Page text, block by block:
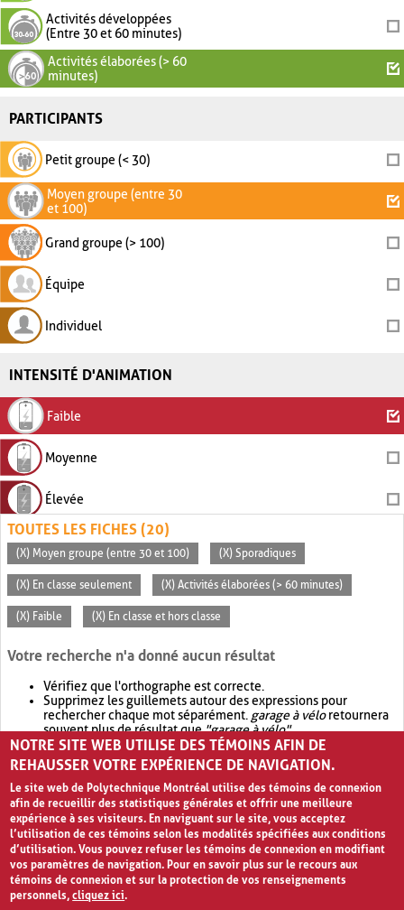
Activités développées
(Entre 30 et 60 minutes)
Activités élaborées (> 60
minutes)
PARTICIPANTS
Petit groupe (< 30)
Moyen groupe (entre 30
et 100)
Grand groupe (> 100)
Équipe
Individuel
INTENSITÉ D'ANIMATION
Faible
Moyenne
Élevée
TOUTES LES FICHES (20)
(X) Moyen groupe (entre 30 et 100) (X) Sporadiques
(X) En classe seulement (X) Activités élaborées (> 60 minutes)
(X) Faible (X) En classe et hors classe
Votre recherche n'a donné aucun résultat
Vérifiez que l'orthographe est correcte.
Supprimez les guillemets autour des expressions pour
rechercher chaque mot séparément. garage à véloretournera
souvent plus de résultat que"garage à vélo".
Envisagez d'élargir votre recherche avec OR.garage OR vélo
retournera souvent plus de résultat quegarage à vélo
NOTRE SITE WEB UTILISE DES TÉMOINS AFIN DE
REHAUSSER VOTRE EXPÉRIENCE DE NAVIGATION.
Le site web de Polytechnique Montréal utilise des témoins de connexion
afin de recueillir des statistiques générales et offrir une meilleure
expérience à ses visiteurs. En naviguant sur le site, vous acceptez
l’utilisation de ces témoins selon les modalités spécifiées aux conditions
d’utilisation. Vous pouvez refuser les témoins de connexion en modifiant
vos paramètres de navigation. Pour en savoir plus sur le recours aux
témoins de connexion et sur la protection de vos renseignements
personnels,cliquez ici.